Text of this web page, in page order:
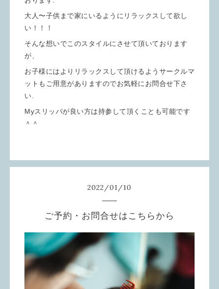
大人〜子供まで家にいるようにリラックスして欲し
い！！！
そんな想いでこのスタイルにさせて頂いております
が、
お子様にはよりリラックスして頂けるようサークルマ
ットもご用意がありますのでお気軽にお問合せ下さ
い.
Myスリッパが良い方は持参して頂くことも可能です
＾＾
2022 /01 /10
ご予約・お問合せはこちらから